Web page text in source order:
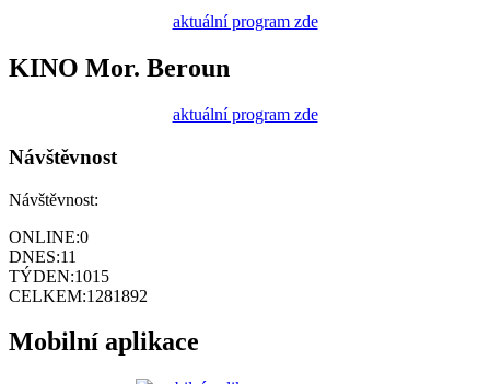
aktuální program zde
KINO Mor. Beroun
aktuální program zde
Návštěvnost
Návštěvnost:
ONLINE:0
DNES:11
TÝDEN:1015
CELKEM:1281892
Mobilní aplikace